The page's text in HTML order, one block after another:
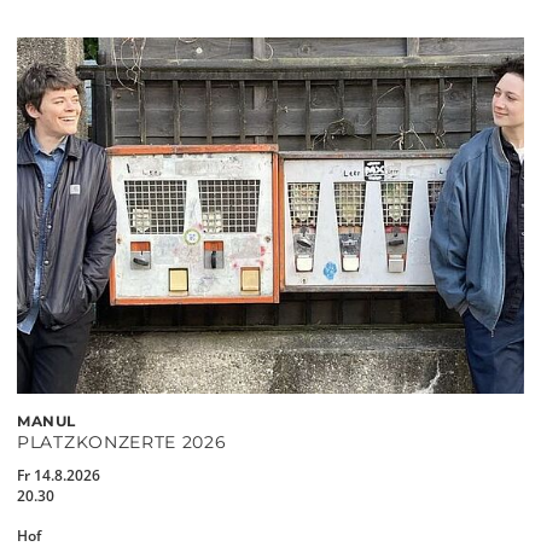
MANUL
PLATZKONZERTE 2026
Fr 14.8.2026
20.30
Hof